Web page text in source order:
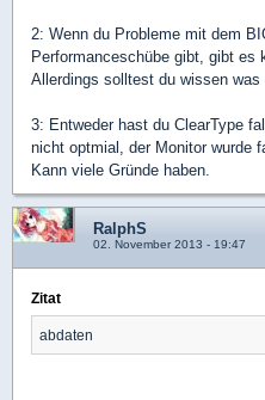
2: Wenn du Probleme mit dem
Performanceschübe gibt, gibt es
Allerdings solltest du wissen was
3: Entweder hast du ClearType
nicht optmial, der Monitor wurde
Kann viele Gründe haben.
RalphS
02. November 2013 - 19:47
Zitat
abdaten